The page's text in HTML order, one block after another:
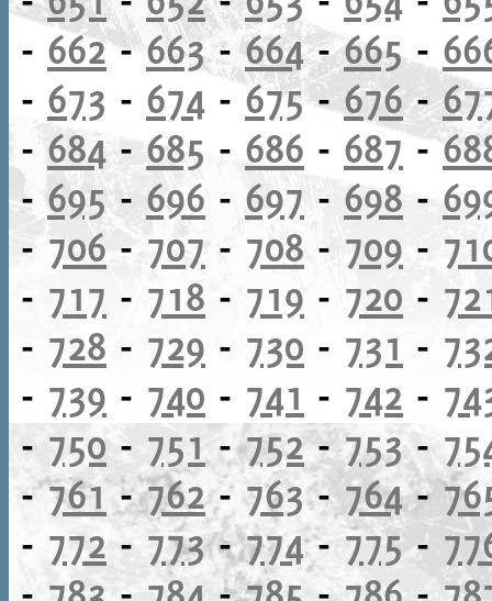
- 662-663-664-665-
- 673 - 674 -675- 676-
- 684-685 - 686 - 687-
-695- 696 - 697 - 698 -
- 706- 707 - 708 - 709 -
- 717 - 718 - 719 - 720 -
- 728 - 729 - 730 - 731 -
- 739 - 740 - 741 - 742 -
- 750 - 751 -752-753-
-761-762- 763-764-
- 772 - 773-774- 775-